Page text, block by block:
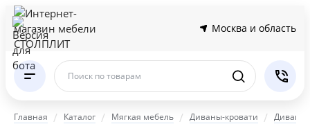
Москва и область
Поиск по товарам
Главная Каталог Мягкая мебель Диваны-кровати Диваны